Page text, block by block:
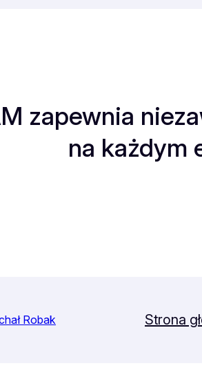
zapewnia
na każdym
Robak Strona